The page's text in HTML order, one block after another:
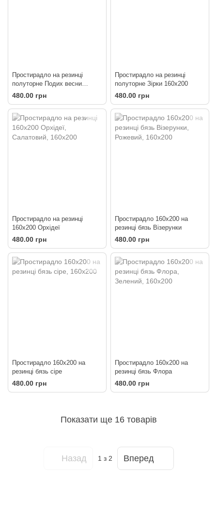
Простирадло на резинці
полуторне Подих весни
160х200
480.00 грн
Простирадло на резинці
полуторне Зірки 160х200
480.00 грн
Простирадло на резинці
160х200 Орхідеї
480.00 грн
Простирадло 160х200 на
резинці бязь Візерунки
480.00 грн
Простирадло 160х200 на
резинці бязь сіре
480.00 грн
Простирадло 160х200 на
резинці бязь Флора
480.00 грн
Показати ще 16 товарів
Назад 1 з 2 Вперед